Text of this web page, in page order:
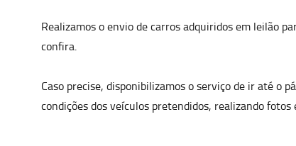
Realizamos o envio de carros adquiridos em leilão
confira.
Caso precise, disponibilizamos o serviço de ir até o
condições dos veículos pretendidos, realizando